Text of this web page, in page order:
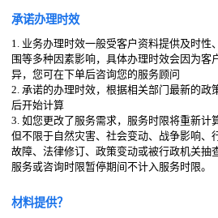
承诺办理时效
1. 业务办理时效一般受客户资料提供及时性
围等多种因素影响，具体办理时效会因为客
异，您可在下单后咨询您的服务顾问
2. 承诺的办理时效，根据相关部门最新的政
后开始计算
3. 如您更改了服务需求，服务时限将重新计
但不限于自然灾害、社会变动、战争影响、
故障、法律修订、政策变动或被行政机关抽
服务或咨询时限暂停期间不计入服务时限。
材料提供？